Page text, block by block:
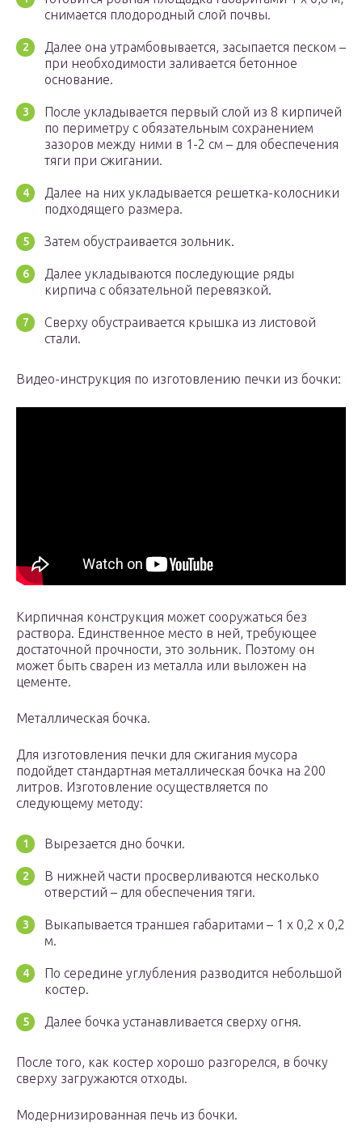
снимается плодородный слой почвы.
Далее она утрамбовывается, засыпается песком –
при необходимости заливается бетонное
основание.
После укладывается первый слой из 8 кирпичей
по периметру с обязательным сохранением
зазоров между ними в 1-2 см – для обеспечения
тяги при сжигании.
Далее на них укладывается решетка-колосники
подходящего размера.
Затем обустраивается зольник.
Далее укладываются последующие ряды
кирпича с обязательной перевязкой.
Сверху обустраивается крышка из листовой
стали.
Видео-инструкция по изготовлению печки из бочки:
Кирпичная конструкция может сооружаться без
раствора. Единственное место в ней, требующее
достаточной прочности, это зольник. Поэтому он
может быть сварен из металла или выложен на
цементе.
Металлическая бочка.
Для изготовления печки для сжигания мусора
подойдет стандартная металлическая бочка на 200
литров. Изготовление осуществляется по
следующему методу:
Вырезается дно бочки.
В нижней части просверливаются несколько
отверстий – для обеспечения тяги.
Выкапывается траншея габаритами – 1 х 0,2 х 0,2
м.
По середине углубления разводится небольшой
костер.
Далее бочка устанавливается сверху огня.
После того, как костер хорошо разгорелся, в бочку
сверху загружаются отходы.
Модернизированная печь из бочки.